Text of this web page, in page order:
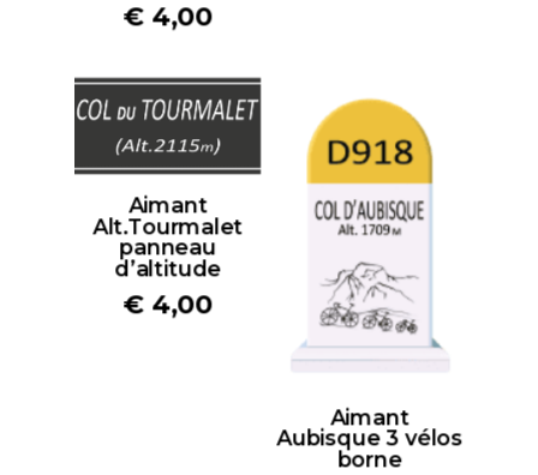
€ 4,00
Aimant
Alt.Tourmalet
panneau
d’altitude
€ 4,00
Aimant
Aubisque 3 vélos
borne